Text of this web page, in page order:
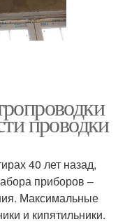
проводки
40 лет назад,
приборов –
Максимальные
и кипятильники.